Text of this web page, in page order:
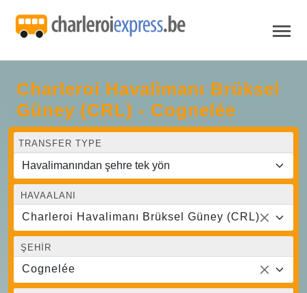
Charleroi Havalimanı Brüksel
Güney (CRL) - Cognelée
TRANSFER TYPE
HAVAALANI
Charleroi Havalimanı Brüksel Güney (CRL)
ŞEHIR
Cognelée